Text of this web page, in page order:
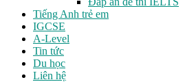
Tiếng Anh trẻ em
IGCSE
A-Level
Tin tức
Du học
Liên hệ